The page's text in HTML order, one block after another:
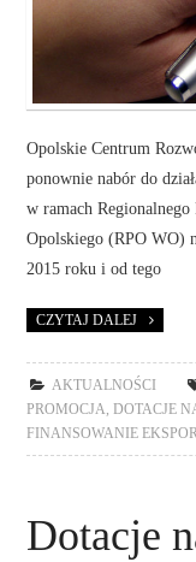
Opolskie Centrum
ponownie nabór do
w ramach
Opolskiego (RPO WO)
2015 roku i od tego
CZYTAJ DALEJ
AKTUALNOŚCI
PROMOCJA
DOTACJE
FINANSOWANIE
Dotacje